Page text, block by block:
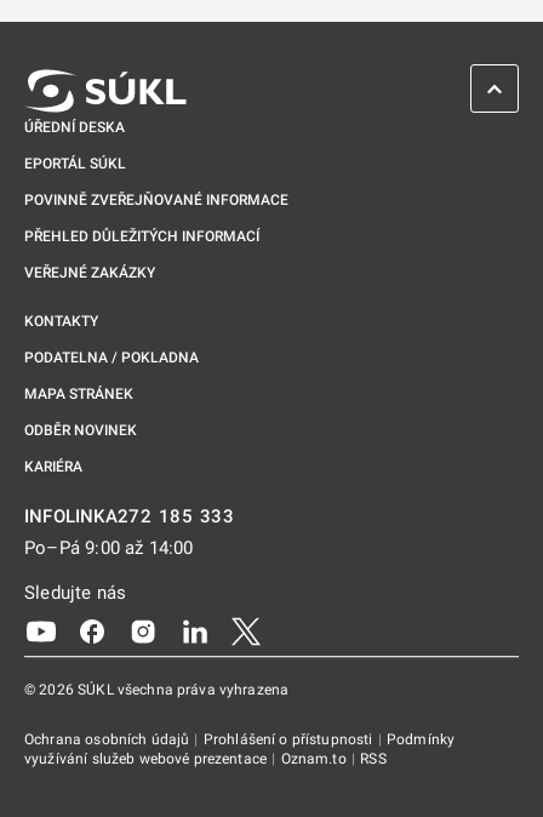
ÚŘEDNÍ DESKA
EPORTÁL SÚKL
POVINNĚ ZVEŘEJŇOVANÉ INFORMACE
PŘEHLED DŮLEŽITÝCH INFORMACÍ
VEŘEJNÉ ZAKÁZKY
KONTAKTY
PODATELNA / POKLADNA
MAPA STRÁNEK
ODBĚR NOVINEK
KARIÉRA
INFOLINKA272 185 333
Po–Pá 9:00 až 14:00
Sledujte nás
Odkaz se otevře na nové kartě
Odkaz se otevře na nové kartě
Odkaz se otevře na nové kartě
Odkaz se otevře na nové kartě
© 2026 SÚKL všechna práva vyhrazena
Ochrana osobních údajů | Prohlášení o přístupnosti | Podmínky
využívání služeb webové prezentace | Oznam.to | RSS
ZPĚT